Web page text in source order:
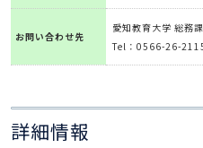
お問い合わせ先
愛知教育大学 総務
Tel：0566-26-
詳細情報